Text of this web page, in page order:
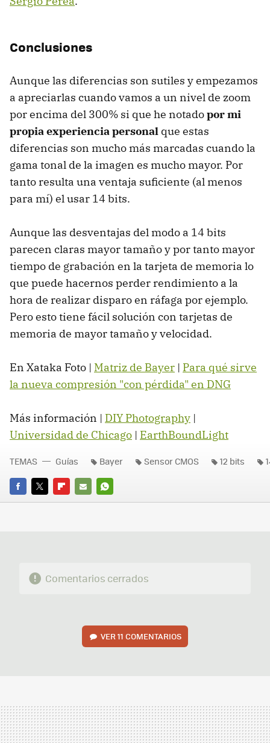
Conclusiones
Aunque las diferencias son sutiles y empezamos
a apreciarlas cuando vamos a un nivel de zoom
por encima del 300% si que he notadopor mi
propia experiencia personal que estas
diferencias son mucho más marcadas cuando la
gama tonal de la imagen es mucho mayor. Por
tanto resulta una ventaja suficiente (al menos
para mí) el usar 14 bits.
Aunque las desventajas del modo a 14 bits
parecen claras mayor tamaño y por tanto mayor
tiempo de grabación en la tarjeta de memoria lo
que puede hacernos perder rendimiento a la
hora de realizar disparo en ráfaga por ejemplo.
Pero esto tiene fácil solución con tarjetas de
memoria de mayor tamaño y velocidad.
En Xataka Foto | Matriz de Bayer | Para qué sirve
la nueva compresión "con pérdida" en DNG
Más información | DIY Photography |
Universidad de Chicago | EarthBoundLight
FACEBOOK
TWITTERFLIPBOARD
E-
WHATSAPP
TEMAS Guías Bayer Sensor CMOS 12 bits
Comentarios cerrados
VER11 COMENTARIOS